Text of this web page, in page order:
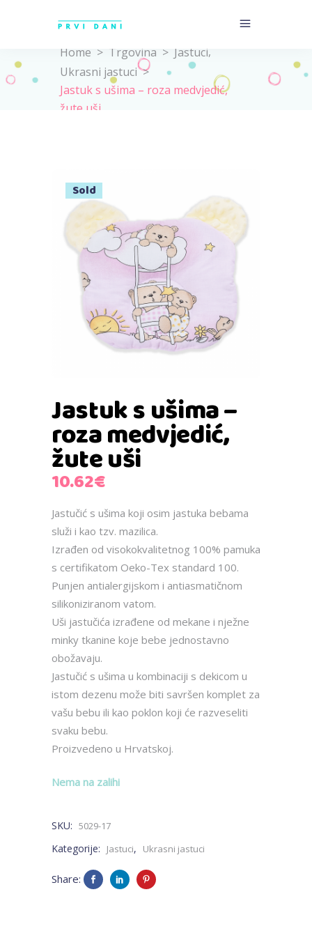
Home > Trgovina > Jastuci,
Ukrasni jastuci>
Jastuk s ušima – roza medvjedić,
žute uši
Sold
Jastuk s ušima –
roza medvjedić,
žute uši
10.62€
Jastučić s ušima koji osim jastuka bebama
služi i kao tzv. mazilica.
Izrađen od visokokvalitetnog 100% pamuka
s certifikatom Oeko-Tex standard 100.
Punjen antialergijskom i antiasmatičnom
silikoniziranom vatom.
Uši jastučića izrađene od mekane i nježne
minky tkanine koje bebe jednostavno
obožavaju.
Jastučić s ušima u kombinaciji s dekicom u
istom dezenu može biti savršen komplet za
vašu bebu ili kao poklon koji će razveseliti
svaku bebu.
Proizvedeno u Hrvatskoj.
Nema na zalihi
SKU: 5029-17
Kategorije: Jastuci, Ukrasni jastuci
Share: